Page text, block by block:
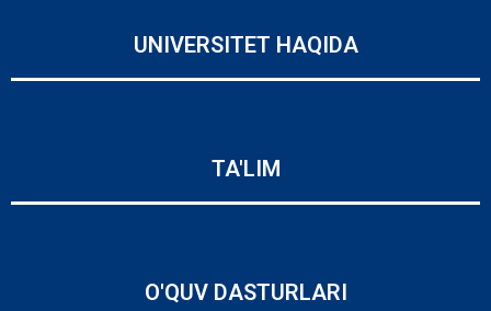
UNIVERSITET HAQIDA
TA'LIM
O'QUV DASTURLARI